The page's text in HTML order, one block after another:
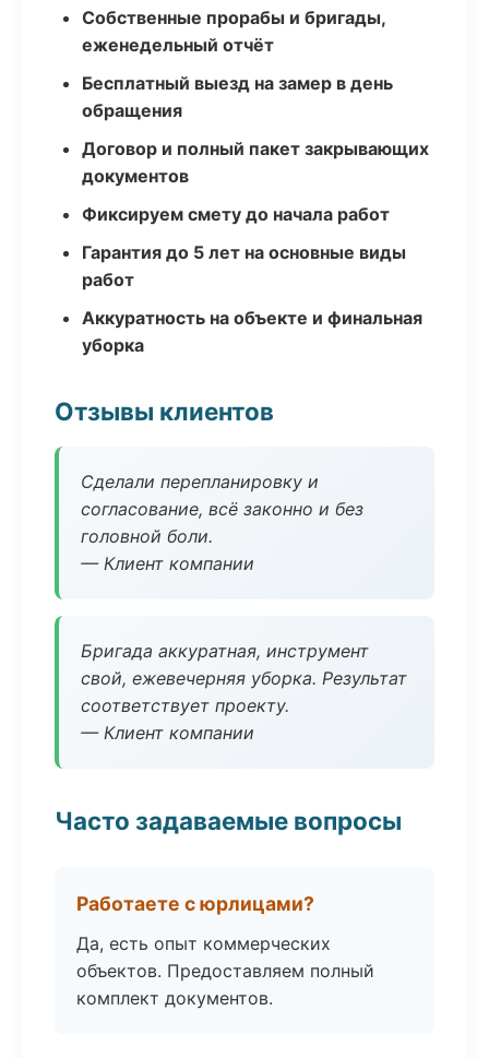
Собственные прорабы и бригады,
еженедельный отчёт
Бесплатный выезд на замер в день
обращения
Договор и полный пакет закрывающих
документов
Фиксируем смету до начала работ
Гарантия до 5 лет на основные виды
работ
Аккуратность на объекте и финальная
уборка
Отзывы клиентов
Сделали перепланировку и
согласование, всё законно и без
головной боли.
— Клиент компании
Бригада аккуратная, инструмент
свой, ежевечерняя уборка. Результат
соответствует проекту.
— Клиент компании
Часто задаваемые вопросы
Работаете с юрлицами?
Да, есть опыт коммерческих
объектов. Предоставляем полный
комплект документов.